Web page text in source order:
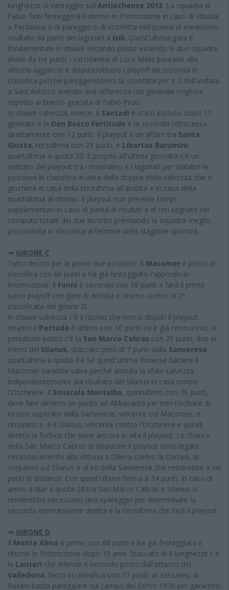
lunghezze di vantaggio sull'Antiochense 2013. La squadra di
Fabio Tinti festeggerà il ritorno in Promozione in caso di vittoria
a Perdaxius o di pareggio o di sconfitta nell'ipotesi di medesimo
risultato da parte dei lagunari a Isili. Quest'ultima gara è
fondamentale in chiave secondo posto essendo le due squadre
divise da tre punti: i sarcidanesi di Luca Melis puntano alla
vittoria-aggancio e disputerebbero i playoff da seconda in
classifica perché pareggerebbero la sconfitta per 3-2 dell'andata
a Sant'Antioco avendo una differenza reti generale migliore
rispetto ai bianco-granata di Fabio Piras.
In chiave salvezza, invece, il Santadi è stato escluso dopo 11
giornate e la Don Bosco Fortitudo è la seconda retrocessa
direttamente con 12 punti. Il playout è un affare tra Santa
Giusta, terzultima con 23 punti, e Libartas Barumini,
quartultima a quota 25. E proprio all'ultima giornata c'è un
anticipo del playout tra i marmillesi e i lagunari per stabilire le
posizioni in classifica in vista della doppia sfida-salvezza che si
giocherà in casa della terzultima all'andata e in casa della
quartultima al ritorno. Il playout non prevede tempi
supplementari in caso di parità di risultati e di reti segnate nel
computo totale dei due incontri premiando la squadra meglio
posizionata in classifica al termine della stagione sportiva.
⇒ GIRONE C
Tutto deciso per le prime due posizioni. Il Macomer è primo in
classifica con 66 punti e ha già festeggiato l'approdo in
Promozione. Il Fonni è secondo con 58 punti e farà il primo
turno playoff con gare di andata e ritorno contro la 2ª
classificata del girone D.
In chiave salvezza c'è il rischio che non si disputi il playout.
Intanto il Pattada è ultimo con 10 punti ed è già retrocesso, al
penultimo posto c'è la San Marco Cabras con 25 punti, due in
meno del Silanus, staccato però di 7 punti dalla Sanverese,
quartultima a quota 34. Se quest'ultima dovesse battere il
Macomer sarebbe salva perché annulla la sfida-salvezza
indipendentemente dal risultato del Silanus in casa contro
l'Oschirese. Il Siniscola Montalbo, quintultimo con 36 punti,
deve fare almeno un punto ad Abbasanta per non rischiare di
essere superato dalla Sanverese, vincente col Macomer, e
ritrovarsi a -6 il Silanus, vincente contro l'Oschirese e quindi
dentro la forbice che tiene ancora in vita il playout. Le chance
della San Marco Cabras di disputare il playout sono legate
necessariamente alla vittoria a Oliena contro la Corrasi, al
sorpasso sul Silanus e al ko della Sanverese che resterebbe a sei
punti di distanza. Con quest'ultima ferma a 34 punti, in caso di
arrivo a due a quota 28 tra San Marco Cabras e Silanus si
renderebbe necessario uno spareggio per determinare la
seconda retrocessione diretta e la terzultima che farà il playout.
⇒ GIRONE D
Il Monte Alma è primo con 68 punti e ha già festeggiato il
ritorno in Promozione dopo 15 anni. Staccato di 8 lunghezze c'è
la Lanteri che difende il secondo posto dall'attacco del
Valledoria, terzo in classifica con 57 punti. Ai sassaresi di
Rusani basta pareggiare sul campo del Sorso 1930 per garantirsi